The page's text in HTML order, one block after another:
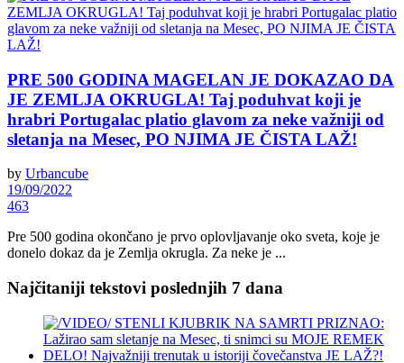
PRE 500 GODINA MAGELAN JE DOKAZAO DA
JE ZEMLJA OKRUGLA! Taj poduhvat koji je
hrabri Portugalac platio glavom za neke važniji od
sletanja na Mesec, PO NJIMA JE ČISTA LAŽ!
by Urbancube
19/09/2022
463
Pre 500 godina okončano je prvo oplovljavanje oko sveta, koje je
donelo dokaz da je Zemlja okrugla. Za neke je ...
Najčitaniji tekstovi poslednjih 7 dana